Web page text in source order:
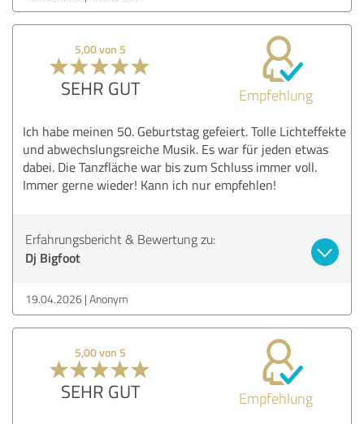
5,00 von 5
SEHR GUT Empfehlung
Ich habe meinen 50. Geburtstag gefeiert. Tolle Lichteffekte
und abwechslungsreiche Musik. Es war für jeden etwas
dabei. Die Tanzfläche war bis zum Schluss immer voll.
Immer gerne wieder! Kann ich nur empfehlen!
Erfahrungsbericht & Bewertung zu:
Dj Bigfoot
19.04.2026 Anonym
5,00 von 5
SEHR GUT Empfehlung